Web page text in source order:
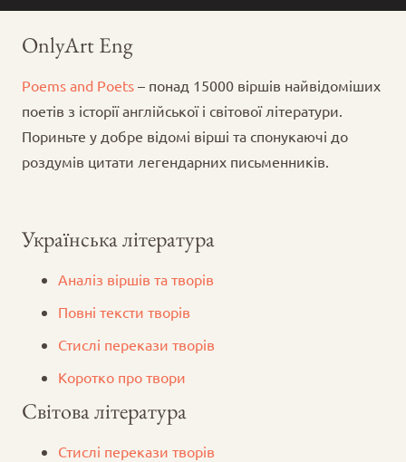
OnlyArt Eng
Poems and Poets – понад 15000 віршів найвідоміших
поетів з історії англійської і світової літератури.
Пориньте у добре відомі вірші та спонукаючі до
роздумів цитати легендарних письменників.
Українська література
Аналіз віршів та творів
Повні тексти творів
Стислі перекази творів
Коротко про твори
Світова література
Стислі перекази творів